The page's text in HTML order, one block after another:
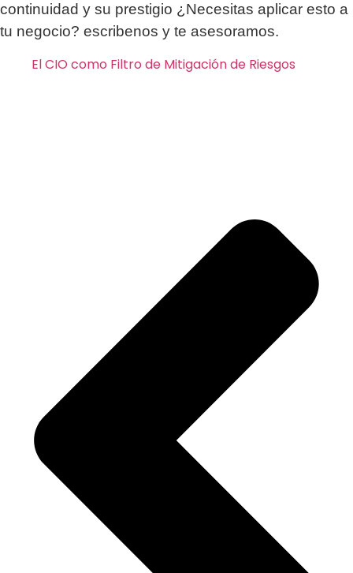
continuidad y su prestigio ¿Necesitas aplicar esto a
tu negocio? escribenos y te asesoramos.
El CIO como Filtro de Mitigación de Riesgos